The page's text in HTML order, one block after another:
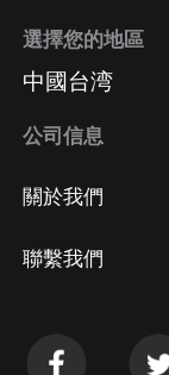
選擇您的地區
中國台湾
公司信息
關於我們
聯繫我們